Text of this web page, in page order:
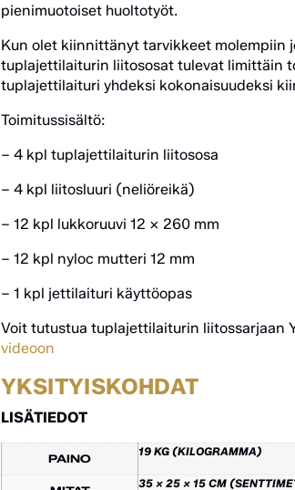
pienimuotoiset huoltotyöt.
Kun olet kiinnittänyt tarvikkeet molempiin
tuplajettilaiturin liitososat tulevat limittäin
tuplajettilaituri yhdeksi kokonaisuudeksi
Toimitussisältö:
– 4 kpl tuplajettilaiturin liitososa
– 4 kpl liitosluuri (neliöreikä)
– 12 kpl lukkoruuvi 12 x 260 mm
– 12 kpl nyloc mutteri 12 mm
– 1 kpl jettilaituri käyttöopas
Voit tutustua tuplajettilaiturin liitossarjaan
videoon
YKSITYISKOHDAT
LISÄTIEDOT
PAINO
19 KG (KILOGRAMMA)
35 × 25 × 15 CM